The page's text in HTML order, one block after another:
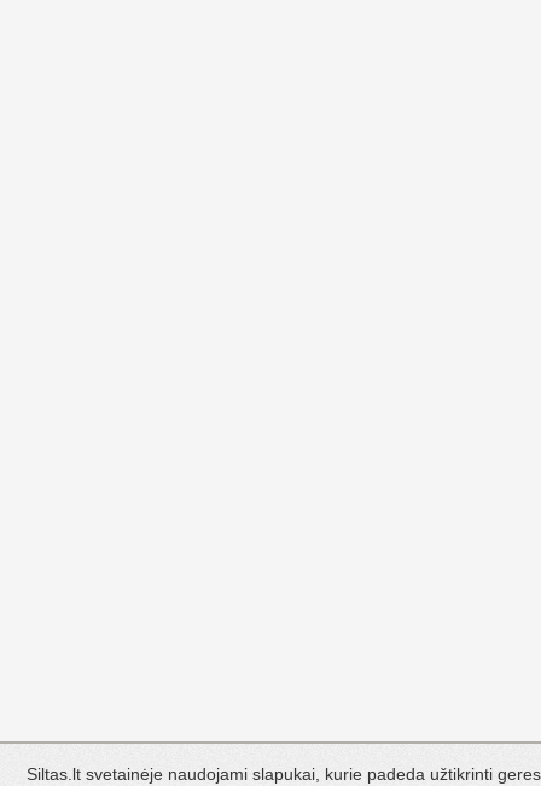
Siltas.lt svetainėje naudojami slapukai, kurie padeda užtikrinti